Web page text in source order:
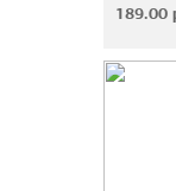
189.00